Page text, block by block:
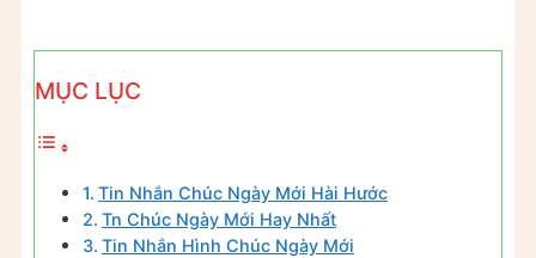
MỤC LỤC
Tin Nhắn Chúc Ngày Mới Hài Hước
Tn Chúc Ngày Mới Hay Nhất
Tin Nhắn Hình Chúc Ngày Mới